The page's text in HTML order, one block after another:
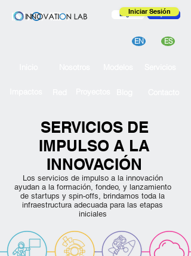
English Español
Iniciar Sesión
EN ES
SERVICIOS DE
IMPULSO A LA
INNOVACIÓN
Los servicios de impulso a la innovación
ayudan a la formación, fondeo, y lanzamiento
de startups y spin-offs, brindamos toda la
infraestructura adecuada para las etapas
iniciales